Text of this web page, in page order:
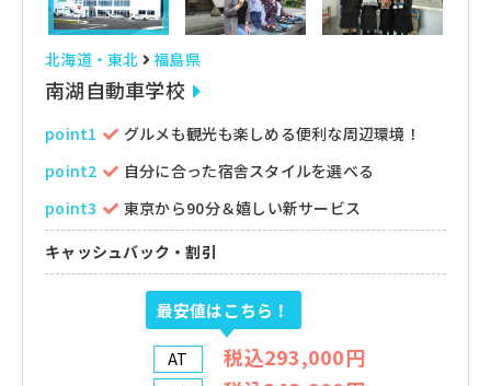
北海道・東北 福島県
南湖自動車学校
point1
グルメも観光も楽しめる便利な周辺環境！
point2
自分に合った宿舎スタイルを選べる
point3
東京から90分＆嬉しい新サービス
キャッシュバック・割引
最安値はこちら！
AT 税込293,000円